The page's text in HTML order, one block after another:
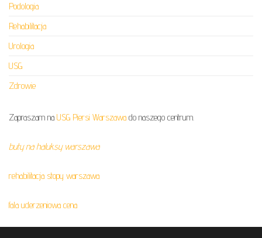
Podologia
Rehabilitacja
Urologia
USG
Zdrowie
Zapraszam na USG Piersi Warszawa do naszego centrum.
buty na haluksy warszawa
rehabilitacja stopy warszawa
fala uderzeniowa cena